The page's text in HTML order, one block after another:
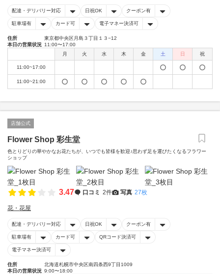
配達・デリバリー対応 日祝OK クーポン有
駐車場有 カード可 電子マネー決済可
住所
東京都中央区月島３丁目１３−12
本日の営業状況 11:00〜17:00
月
火 水 木 金 土 日 祝
11:00~17:00
11:00~21:00
店舗公式
Flower Shop 彩生堂
色とりどりの華やかなお花たちが、いつでも皆様を歓迎♪思わず足を運びたくなるフラワー
ショップ
3.47 口コミ 2件 写真 27枚
花・花屋
配達・デリバリー対応 日祝OK クーポン有
駐車場有 カード可 QRコード決済可
電子マネー決済可
住所
北海道札幌市中央区南四条西9丁目1009
本日の営業状況 9:00〜18:00